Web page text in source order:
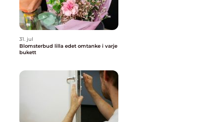
31. jul
Blomsterbud lilla edet omtanke i varje
bukett